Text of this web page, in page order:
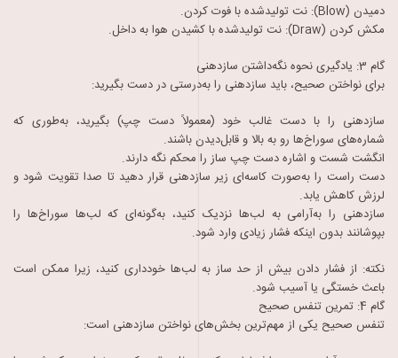
دمیدن (Blow): نت تولیدشده با فوت کردن.
مکش کردن (Draw): نت تولیدشده با کشیدن هوا به داخل.
گام 3: یادگیری نحوه نگه‌داشتن سازدهنی
برای نواختن صحیح، باید سازدهنی را به‌درستی در دست بگیرید:
سازدهنی را با دست غالب خود (معمولاً دست چپ) بگیرید، به‌طوری که
شماره‌های سوراخ‌ها رو به بالا و قابل‌دیدن باشند.
انگشت شست و اشاره دست چپ ساز را محکم نگه دارند.
دست راست را به‌صورت کاسه‌ای زیر سازدهنی قرار دهید تا صدا تقویت شود و
لرزش کاهش یابد.
سازدهنی را به‌آرامی به لب‌ها نزدیک کنید، به‌گونه‌ای که لب‌ها سوراخ‌ها را
بپوشانند بدون اینکه فشار زیادی وارد شود.
نکته: از فشار دادن بیش از حد ساز به لب‌ها خودداری کنید، زیرا ممکن است
باعث خستگی یا آسیب شود.
گام 4: تمرین تنفس صحیح
تنفس صحیح یکی از مهم‌ترین بخش‌های نواختن سازدهنی است: